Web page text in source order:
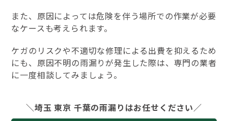
また、原因によっては危険を伴う場所での作業が必要
なケースも考えられます。
ケガのリスクや不適切な修理による出費を抑えるため
にも、原因不明の雨漏りが発生した際は、専門の業者
に一度相談してみましょう。
＼埼玉 東京 千葉の雨漏りはお任せください／